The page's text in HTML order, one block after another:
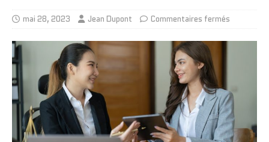
mai 28, 2023 Jean Dupont Commentaires fermés